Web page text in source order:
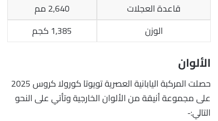
قاعدة العجلات
2,640 مم
الوزن
1,385 كجم
الألوان
حصلت المركبة اليابانية العصرية تويوتا كورولا كروس 2025
على مجموعة أنيقة من الألوان الخارجية وتأتي على النحو
التالي:-